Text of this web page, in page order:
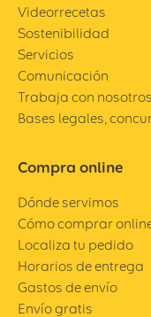
Videorrecetas
Sostenibilidad
Servicios
Comunicación
Trabaja con nosotros
Bases legales,
Compra online
Dónde servimos
Cómo comprar
Localiza tu pedido
Horarios de entrega
Gastos de envío
Envío gratis